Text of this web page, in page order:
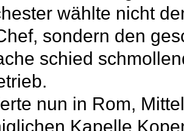
wählte nicht
sondern den
schied
nun in Rom,
Kapelle